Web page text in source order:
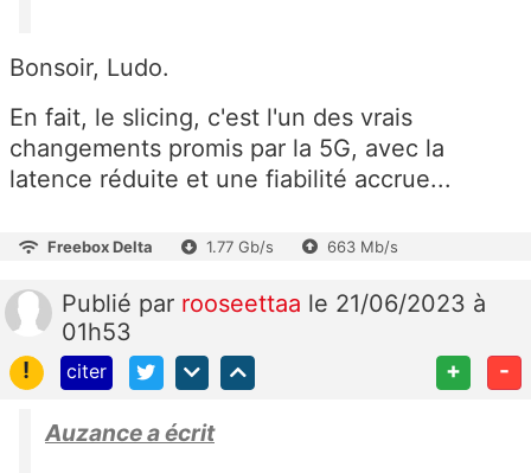
Bonsoir, Ludo.
En fait, le slicing, c'est l'un des vrais
changements promis par la 5G, avec la
latence réduite et une fiabilité accrue...
Freebox Delta 1.77 Gb/s 663 Mb/s
Publié par rooseettaa le 21/06/2023 à
01h53
!
citer + -
Auzance a écrit